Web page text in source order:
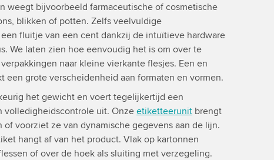
weegt bijvoorbeeld farmaceutische of cosmetische
blikken of potten. Zelfs veelvuldige
fluitje van een cent dankzij de intuïtieve hardware
We laten zien hoe eenvoudig het is om over te
naar kleine vierkante flesjes. Een en
een grote verscheidenheid aan formaten en vormen.
het gewicht en voert tegelijkertijd een
volledigheidscontrole uit. Onzeetiketteerunit brengt
voorziet ze van dynamische gegevens aan de lijn.
hangt af van het product. Vlak op kartonnen
of over de hoek als sluiting met verzegeling.